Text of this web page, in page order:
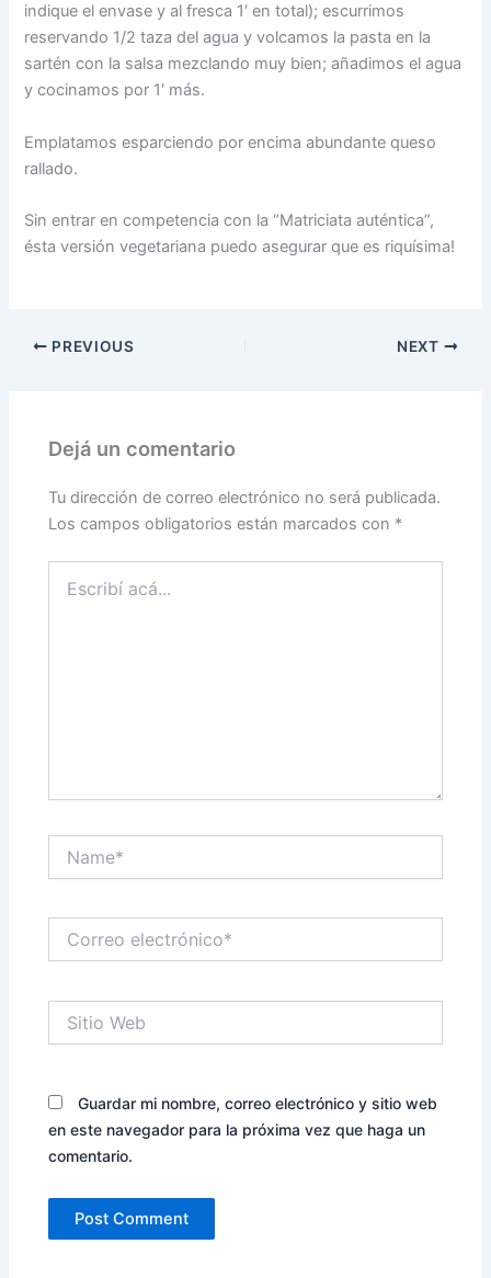
indique el envase y al fresca 1′ en total); escurrimos
reservando 1/2 taza del agua y volcamos la pasta en la
sartén con la salsa mezclando muy bien; añadimos el agua
y cocinamos por 1′ más.
Emplatamos esparciendo por encima abundante queso
rallado.
Sin entrar en competencia con la “Matriciata auténtica”,
ésta versión vegetariana puedo asegurar que es riquísima!
PREVIOUS NEXT
Dejá un comentario
Tu dirección de correo electrónico no será publicada.
Los campos obligatorios están marcados con *
acá...
electrónico*
Web
Guardar mi nombre, correo electrónico y sitio web
en este navegador para la próxima vez que haga un
comentario.